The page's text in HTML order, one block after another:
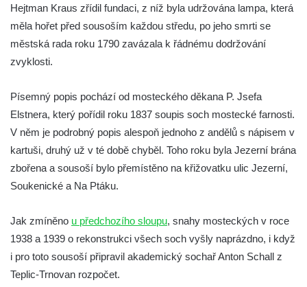
Sloup Nejsvětější Trojice v Ostrově
Sloup Panny Marie v Holanech
Sloup Nejsvětější Trojice v Chomutově
Sloup svatého Floriána v Chomutově
Sloup Panny Marie v Lokti
Sloup Nejsvětější trojice v Lokti
Slavkově
Sloup Nejsvětější trojice ve Městě Touškově
Sloup Panny Marie v Plzni
Sloup Panny Marie ve Sloupu v Čechách
Hejtman Kraus zřídil fundaci, z níž byla udržována lampa, která
měla hořet před sousoším každou středu, po jeho smrti se
městská rada roku 1790 zavázala k řádnému dodržování
zvyklosti.
Písemný popis pochází od mosteckého děkana P. Jsefa
Elstnera, který pořídil roku 1837 soupis soch mostecké farnosti.
V něm je podrobný popis alespoň jednoho z andělů s nápisem v
kartuši, druhý už v té době chyběl. Toho roku byla Jezerní brána
zbořena a sousoší bylo přemístěno na křižovatku ulic Jezerní,
Soukenické a Na Ptáku.
Jak zmíněno u předchozího sloupu, snahy mosteckých v roce
1938 a 1939 o rekonstrukci všech soch vyšly naprázdno, i když
i pro toto sousoší připravil akademický sochař Anton Schall z
Teplic-Trnovan rozpočet.